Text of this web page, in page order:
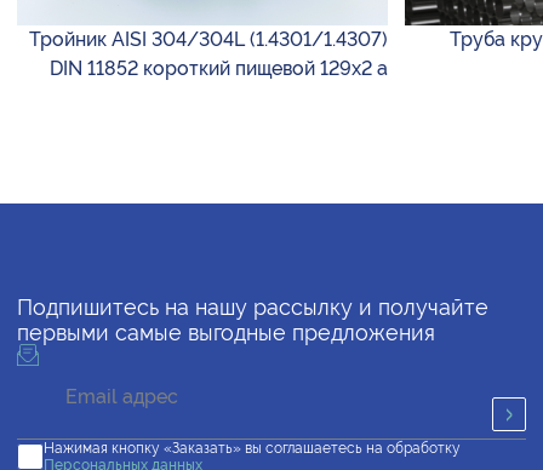
Тройник AISI 304/304L (1.4301/1.4307)
DIN 11852 короткий пищевой 129х2 а
Труба
Подпишитесь на нашу рассылку и получайте
первыми самые выгодные предложения
Нажимая кнопку «Заказать» вы соглашаетесь на обработку
Персональных данных